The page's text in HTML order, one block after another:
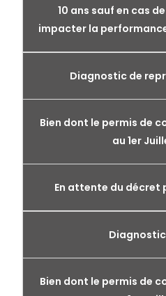
10 ans sauf en cas
impacter la
Diagnostic de
Bien dont le permis de
au 1er
En attente du décret
Diagnostic
Bien dont le permis de